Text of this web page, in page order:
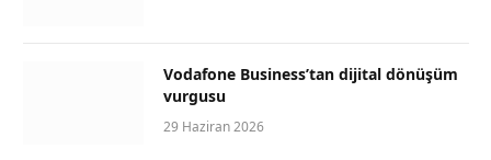
Vodafone Business’tan dijital dönüşüm
vurgusu
29 Haziran 2026